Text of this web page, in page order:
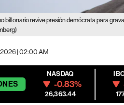
billonario revive presión demócrata para
2026 | 02:00 AM
NASDAQ
-0.83%
26,363.44